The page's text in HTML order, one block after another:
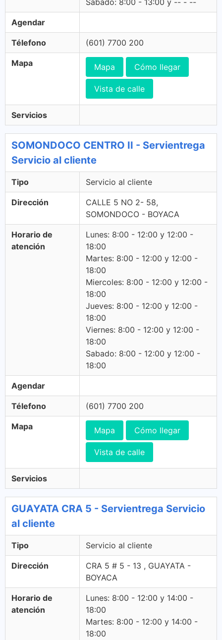
Sabado: 8:00 - 13:00 y -- - --
Agendar
Télefono (601) 7700 200
Mapa Mapa Cómo llegar
Vista de calle
Servicios
SOMONDOCO CENTRO II - Servientrega
Servicio al cliente
Tipo Servicio al cliente
Dirección
CALLE 5 NO 2- 58,
SOMONDOCO - BOYACA
Horario de
atención
Lunes: 8:00 - 12:00 y 12:00 -
18:00
Martes: 8:00 - 12:00 y 12:00 -
18:00
Miercoles: 8:00 - 12:00 y 12:00 -
18:00
Jueves: 8:00 - 12:00 y 12:00 -
18:00
Viernes: 8:00 - 12:00 y 12:00 -
18:00
Sabado: 8:00 - 12:00 y 12:00 -
18:00
Agendar
Télefono (601) 7700 200
Mapa Mapa Cómo llegar
Vista de calle
Servicios
GUAYATA CRA 5 - Servientrega Servicio
al cliente
Tipo Servicio al cliente
Dirección
CRA 5 # 5 - 13 , GUAYATA -
BOYACA
Horario de
atención
Lunes: 8:00 - 12:00 y 14:00 -
18:00
Martes: 8:00 - 12:00 y 14:00 -
18:00